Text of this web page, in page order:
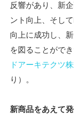
反響があり、新
ント向上、そし
向上に成功し、
を図ることがで
ドアーキテクツ
り）。
新商品をあえて